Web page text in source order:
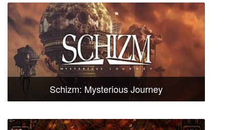
Schizm: Mysterious Journey